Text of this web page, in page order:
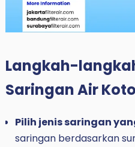
Langkah-
Saringan Air
Pilih jenis saringan
saringan berdasarkan